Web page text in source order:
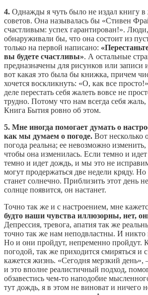
4. Однажды я чуть было не издал книгу
советов. Она называлась бы «Стивен
счастливым: успех гарантирован!».
обнаруживали бы, что она состоит из
только на первой написано:
вы будете счастливы». А остальные
предназначены для рисунков или
вот какая это была бы книжка, причем
хочется воскликнуть: «О, как все
деле перестать себя жалеть вовсе не
трудно. Потому что нам всегда себя
Книга Бытия ровно об этом.
5. Мне иногда помогает думать о
как мы думаем о погоде. Вот несколько
погода реальна; ее невозможно
чтобы она изменилась. Если темно и идет
темно и идет дождь, и мы это не
могут продержаться две недели кряду. Но
станет солнечно. Приблизить этот день
солнце появится, он настанет.
Точно так же и с настроением, мне
будто наши чувства иллюзорны, нет,
Депрессия, тревога, апатия так же
точно так же нам неподвластны. И никто
Но и они пройдут, непременно пройдут.
погодой, так же приходится смиряться и
кажется жизнь. «Сегодня мерзкий
и это вполне реалистичный подход,
обзавестись чем-то наподобие
тут дождь, я в этом не виноват и ничего